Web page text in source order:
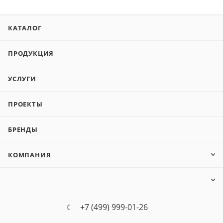
КАТАЛОГ
ПРОДУКЦИЯ
УСЛУГИ
ПРОЕКТЫ
БРЕНДЫ
КОМПАНИЯ
+7 (499) 999-01-26